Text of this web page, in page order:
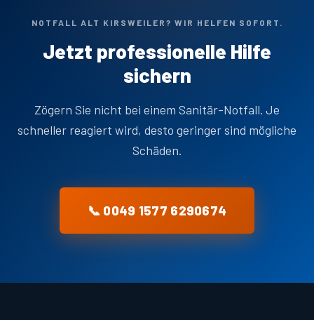
NOTFALL ALT KIRSWEILER? WIR HELFEN SOFORT.
Jetzt professionelle Hilfe
sichern
Zögern Sie nicht bei einem Sanitär-Notfall. Je
schneller reagiert wird, desto geringer sind mögliche
Schäden.
📞 0049 1577 6290674